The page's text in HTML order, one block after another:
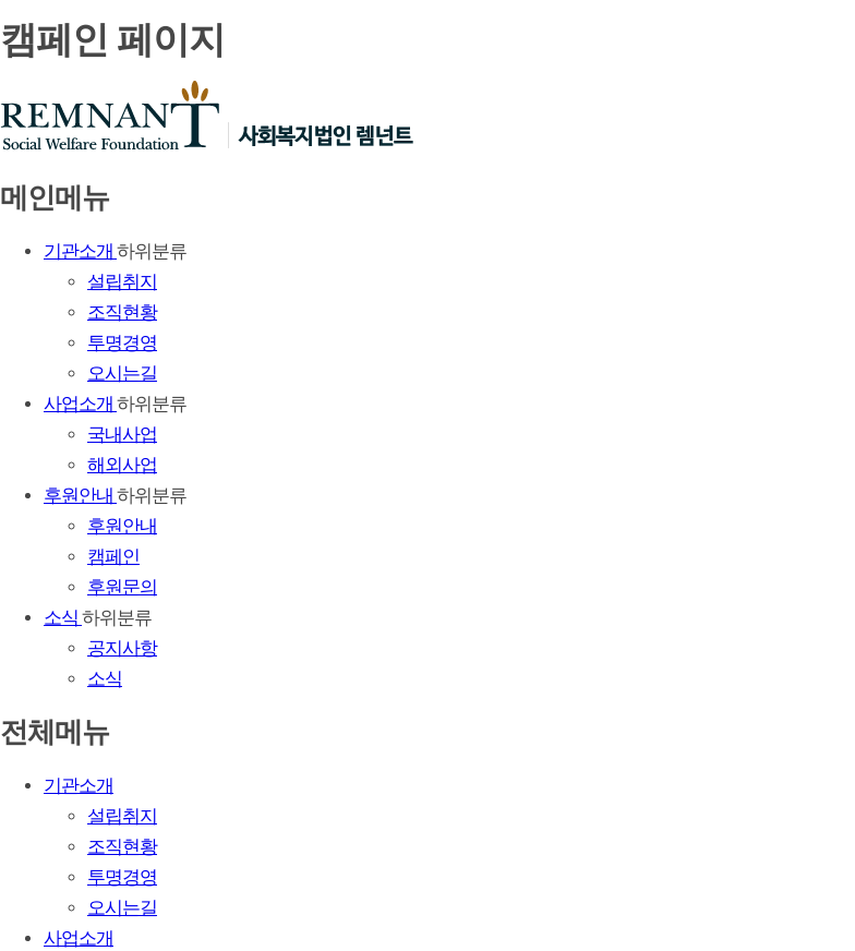
캠페인 페이지
메인메뉴
기관소개 하위분류
설립취지
조직현황
투명경영
오시는길
사업소개 하위분류
국내사업
해외사업
후원안내 하위분류
후원안내
캠페인
후원문의
소식 하위분류
공지사항
소식
전체메뉴
기관소개
설립취지
조직현황
투명경영
오시는길
사업소개